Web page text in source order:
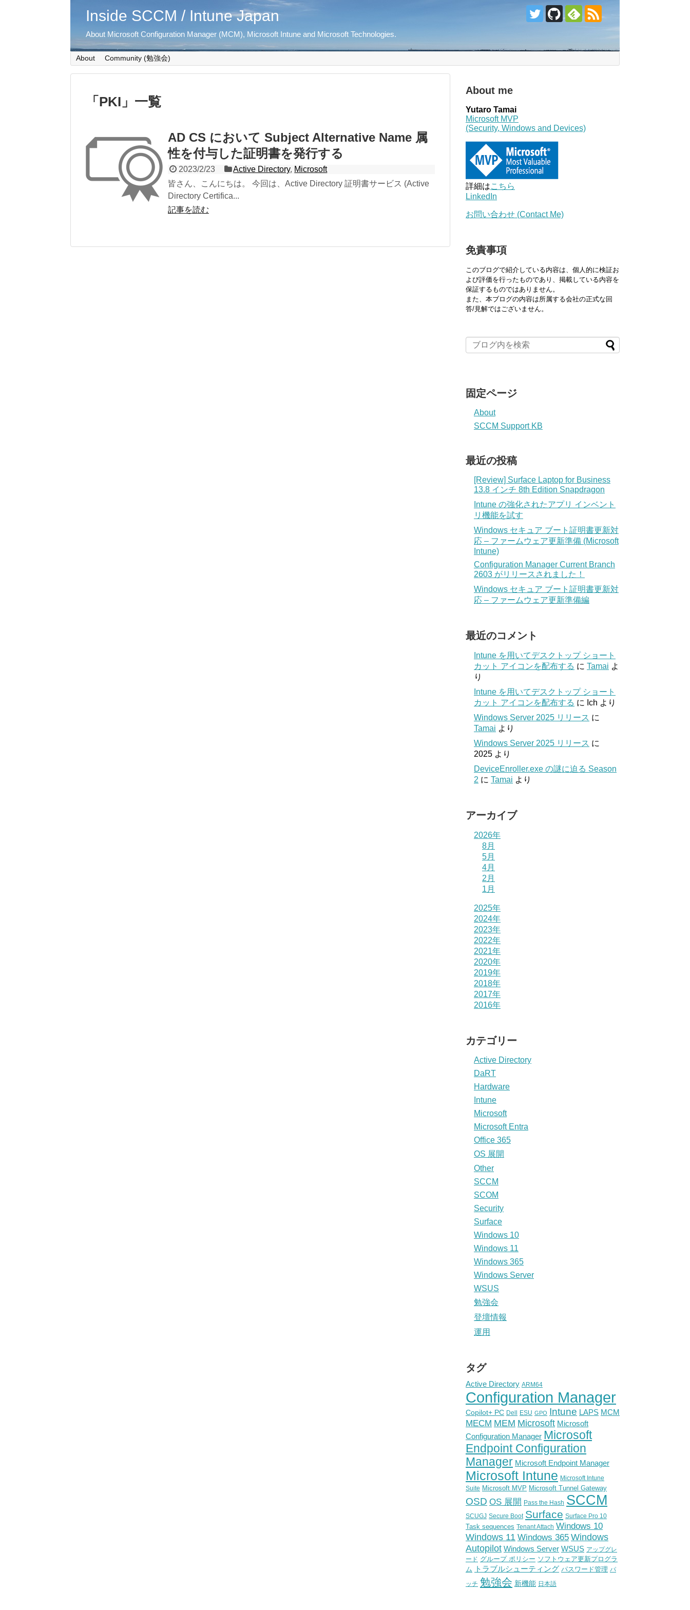
Inside SCCM / Intune Japan
About Microsoft Configuration Manager (MCM), Microsoft Intune and Microsoft Technologies.
About Community (勉強会)
「 PKI 」 一覧
AD CS において Subject Alternative Name 属
性を付与した証明書を発行する
2023/2/23 Active Directory, Microsoft
皆さん、こんにちは。 今回は、Active Directory 証明書サービス (Active
Directory Certifica...
記事を読む
About me
Yutaro Tamai
Microsoft MVP
(Security, Windows and Devices)
詳細はこちら
LinkedIn
お問い合わせ (Contact Me)
免責事項
このブログで紹介している内容は、個人的に検証お
よび評価を行ったものであり、掲載している内容を
保証するものではありません。
また、本ブログの内容は所属する会社の正式な回
答/見解ではございません。
固定ページ
About
SCCM Support KB
最近の投稿
[Review] Surface Laptop for Business
13.8 インチ 8th Edition Snapdragon
Intune の強化されたアプリ インベント
リ機能を試す
Windows セキュア ブート証明書更新対
応 – ファームウェア更新準備 (Microsoft
Intune)
Configuration Manager Current Branch
2603 がリリースされました！
Windows セキュア ブート証明書更新対
応 – ファームウェア更新準備編
最近のコメント
Intune を用いてデスクトップ ショート
カット アイコンを配布する に Tamai よ
り
Intune を用いてデスクトップ ショート
カット アイコンを配布する に Ich より
Windows Server 2025 リリース に
Tamai より
Windows Server 2025 リリース に
2025 より
DeviceEnroller.exe の謎に迫る Season
2 に Tamai より
アーカイブ
2026年
8月
5月
4月
2月
1月
2025年
2024年
2023年
2022年
2021年
2020年
2019年
2018年
2017年
2016年
カテゴリー
Active Directory
DaRT
Hardware
Intune
Microsoft
Microsoft Entra
Office 365
OS 展開
Other
SCCM
SCOM
Security
Surface
Windows 10
Windows 11
Windows 365
Windows Server
WSUS
勉強会
登壇情報
運用
タグ
Active Directory ARM64
Configuration Manager
Copilot+ PC Dell ESU GPO Intune LAPS MCM
MECM MEM Microsoft Microsoft
Configuration Manager Microsoft
Endpoint Configuration
Manager Microsoft Endpoint Manager
Microsoft Intune Microsoft Intune
Suite Microsoft MVP Microsoft Tunnel Gateway
OSD OS 展開 Pass the Hash SCCM
SCUGJ Secure Boot Surface Surface Pro 10
Task sequences Tenant Attach Windows 10
Windows 11 Windows 365 Windows
Autopilot Windows Server WSUS アップグレ
ード グループ ポリシー ソフトウェア更新プログラ
ム
トラブルシューティング パスワード管理 パ
ッチ 勉強会 新機能 日本語